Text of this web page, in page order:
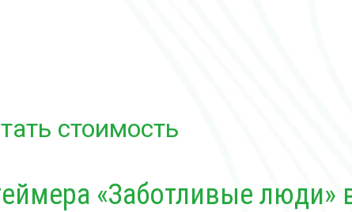
стоимость
«Заботливые